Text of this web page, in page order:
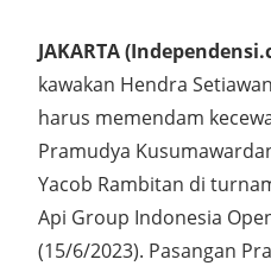
JAKARTA
kawakan Hendra
harus memendam
Pramudya
Yacob Rambitan di
Api Group Indonesia
(15/6/2023). Pasangan